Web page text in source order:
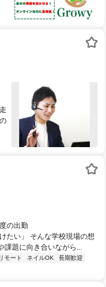
の出勤
たい」 そんな学校現場の想
課題に向き合いながら...
モート ネイルOK
長期歓迎